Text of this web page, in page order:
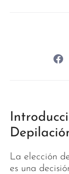
La elección
es una